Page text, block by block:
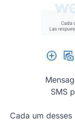
SMS
Cada um